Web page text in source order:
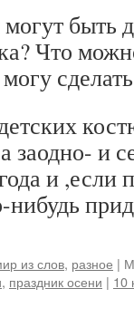
быть
Что
заодно- и
и ,если
нибудь
из слов, разное |
, праздник осени | 10